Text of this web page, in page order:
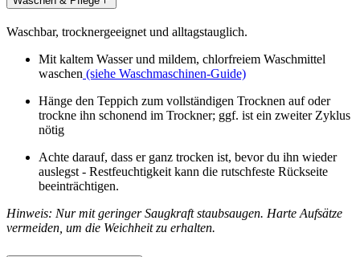
Waschbar, trocknergeeignet und alltagstauglich.
Mit kaltem Wasser und mildem, chlorfreiem Waschmittel
waschen (siehe Waschmaschinen-Guide)
Hänge den Teppich zum vollständigen Trocknen auf oder
trockne ihn schonend im Trockner; ggf. ist ein zweiter Zyklus
nötig
Achte darauf, dass er ganz trocken ist, bevor du ihn wieder
auslegst - Restfeuchtigkeit kann die rutschfeste Rückseite
beeinträchtigen.
Hinweis: Nur mit geringer Saugkraft staubsaugen. Harte Aufsätze
vermeiden, um die Weichheit zu erhalten.